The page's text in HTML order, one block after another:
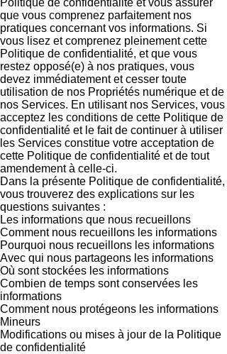
Politique de confidentialité et vous assurer
que vous comprenez parfaitement nos
pratiques concernant vos informations. Si
vous lisez et comprenez pleinement cette
Politique de confidentialité, et que vous
restez opposé(e) à nos pratiques, vous
devez immédiatement et cesser toute
utilisation de nos Propriétés numérique et de
nos Services. En utilisant nos Services, vous
acceptez les conditions de cette Politique de
confidentialité et le fait de continuer à utiliser
les Services constitue votre acceptation de
cette Politique de confidentialité et de tout
amendement à celle-ci.
Dans la présente Politique de confidentialité,
vous trouverez des explications sur les
questions suivantes :
Les informations que nous recueillons
Comment nous recueillons les informations
Pourquoi nous recueillons les informations
Avec qui nous partageons les informations
Où sont stockées les informations
Combien de temps sont conservées les
informations
Comment nous protégeons les informations
Mineurs
Modifications ou mises à jour de la Politique
de confidentialité